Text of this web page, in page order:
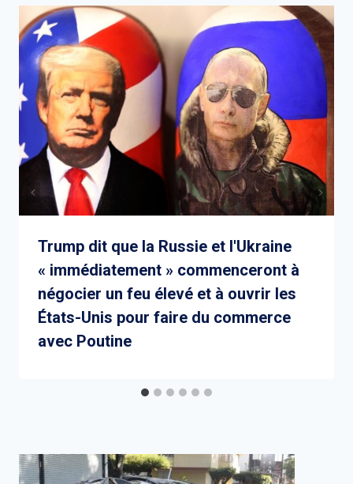
Trump dit que la Russie et l'Ukraine
« immédiatement » commenceront à
négocier un feu élevé et à ouvrir les
États-Unis pour faire du commerce
avec Poutine